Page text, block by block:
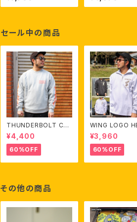
セール中の商品
THUNDERBOLT CRE
W SWEAT
¥4,400
60%OFF
WING LOGO
WEIGHT HALF
L/S TEE
¥3,960
60%OFF
その他の商品